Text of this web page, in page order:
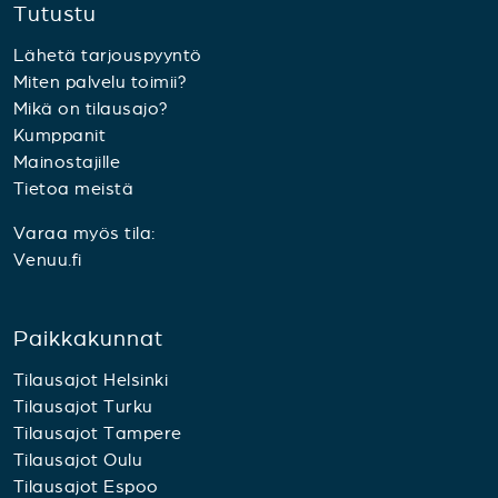
Tutustu
Lähetä tarjouspyyntö
Miten palvelu toimii?
Mikä on tilausajo?
Kumppanit
Mainostajille
Tietoa meistä
Varaa myös tila:
Venuu.fi
Paikkakunnat
Tilausajot Helsinki
Tilausajot Turku
Tilausajot Tampere
Tilausajot Oulu
Tilausajot Espoo